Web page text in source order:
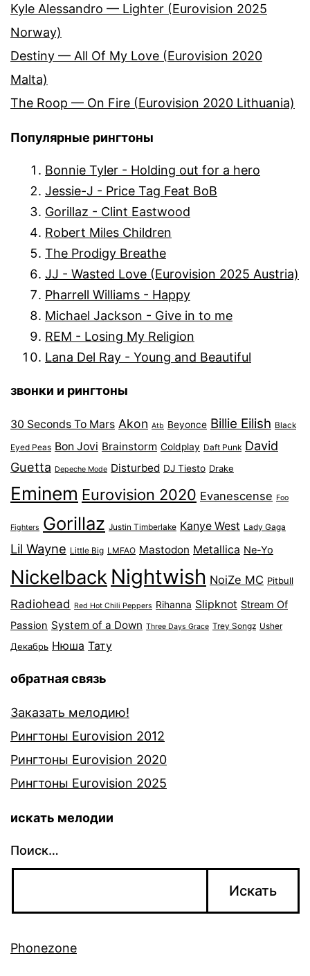
Kyle Alessandro — Lighter (Eurovision 2025
Norway)
Destiny — All Of My Love (Eurovision 2020
Malta)
The Roop — On Fire (Eurovision 2020 Lithuania)
Популярные рингтоны
Bonnie Tyler - Holding out for a hero
Jessie-J - Price Tag Feat BoB
Gorillaz - Clint Eastwood
Robert Miles Children
The Prodigy Breathe
JJ - Wasted Love (Eurovision 2025 Austria)
Pharrell Williams - Happy
Michael Jackson - Give in to me
REM - Losing My Religion
Lana Del Ray - Young and Beautiful
звонки и рингтоны
30 Seconds To Mars Akon Atb Beyonce Billie Eilish Black
Eyed Peas Bon Jovi Brainstorm Coldplay Daft Punk David
Guetta Depeche Mode Disturbed DJ Tiesto Drake
Eminem Eurovision 2020 Evanescense Foo
Fighters Gorillaz Justin Timberlake Kanye West Lady Gaga
Lil Wayne Little Big LMFAO Mastodon Metallica Ne-Yo
Nickelback Nightwish NoiZe MC Pitbull
Radiohead Red Hot Chili Peppers Rihanna Slipknot Stream Of
Passion System of a Down Three Days Grace Trey Songz Usher
Декабрь Нюша Тату
обратная связь
Заказать мелодию!
Рингтоны Eurovision 2012
Рингтоны Eurovision 2020
Рингтоны Eurovision 2025
искать мелодии
Поиск…
Phonezone